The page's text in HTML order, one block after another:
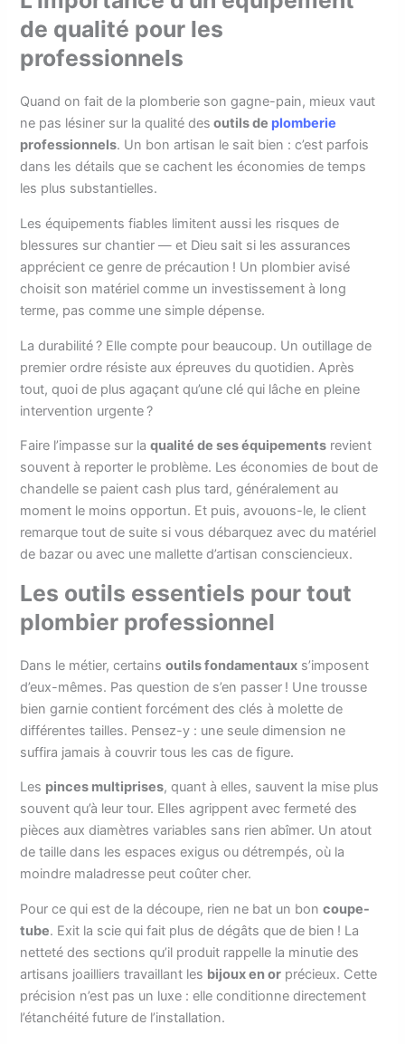
de qualité pour les
professionnels
Quand on fait de la plomberie son gagne-pain, mieux vaut
ne pas lésiner sur la qualité des outils de plomberie
professionnels. Un bon artisan le sait bien : c’est parfois
dans les détails que se cachent les économies de temps
les plus substantielles.
Les équipements fiables limitent aussi les risques de
blessures sur chantier — et Dieu sait si les assurances
apprécient ce genre de précaution ! Un plombier avisé
choisit son matériel comme un investissement à long
terme, pas comme une simple dépense.
La durabilité ? Elle compte pour beaucoup. Un outillage de
premier ordre résiste aux épreuves du quotidien. Après
tout, quoi de plus agaçant qu’une clé qui lâche en pleine
intervention urgente ?
Faire l’impasse sur laqualité de ses équipements revient
souvent à reporter le problème. Les économies de bout de
chandelle se paient cash plus tard, généralement au
moment le moins opportun. Et puis, avouons-le, le client
remarque tout de suite si vous débarquez avec du matériel
de bazar ou avec une mallette d’artisan consciencieux.
Les outils essentiels pour tout
plombier professionnel
Dans le métier, certainsoutils fondamentaux s’imposent
d’eux-mêmes. Pas question de s’en passer ! Une trousse
bien garnie contient forcément des clés à molette de
différentes tailles. Pensez-y : une seule dimension ne
suffira jamais à couvrir tous les cas de figure.
Les pinces multiprises, quant à elles, sauvent la mise plus
souvent qu’à leur tour. Elles agrippent avec fermeté des
pièces aux diamètres variables sans rien abîmer. Un atout
de taille dans les espaces exigus ou détrempés, où la
moindre maladresse peut coûter cher.
Pour ce qui est de la découpe, rien ne bat un boncoupe-
tube. Exit la scie qui fait plus de dégâts que de bien ! La
netteté des sections qu’il produit rappelle la minutie des
artisans joailliers travaillant les bijoux en or précieux. Cette
précision n’est pas un luxe : elle conditionne directement
l’étanchéité future de l’installation.